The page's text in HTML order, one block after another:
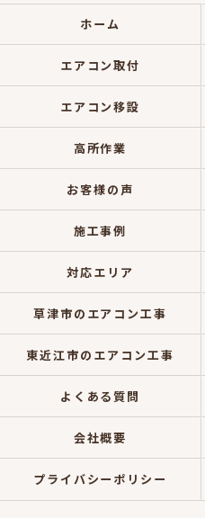
ホーム
エアコン取付
エアコン移設
高所作業
お客様の声
施工事例
対応エリア
草津市のエアコン工事
東近江市のエアコン工事
よくある質問
会社概要
プライバシーポリシー